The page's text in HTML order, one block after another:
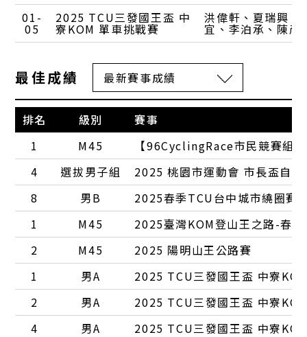
01-
05
2025 TCU三發國王盃 中
寮KOM 單車挑戰賽
洪偉軒 夏瑞興
宜 李泊承 陳彥
最佳成績
排名 級別
賽事
1
M45
【96CyclingRace市民競賽組
4
選拔男子組
2025 桃園市運動會 市長盃自
8
男B
2025春季TCU台中城市繞圈賽
1
M45
2025臺灣KOM登山王之路-春季
2
M45
2025 陽明山王公路賽
1
男A
2025 TCU三發國王盃 中寮
2
男A
2025 TCU三發國王盃 中寮
4
男A
2025 TCU三發國王盃 中寮